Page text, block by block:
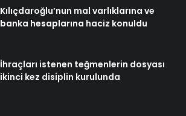
Kılıçdaroğlu’nun mal varlıklarına ve
banka hesaplarına haciz konuldu
İhraçları istenen teğmenlerin dosyası
ikinci kez disiplin kurulunda